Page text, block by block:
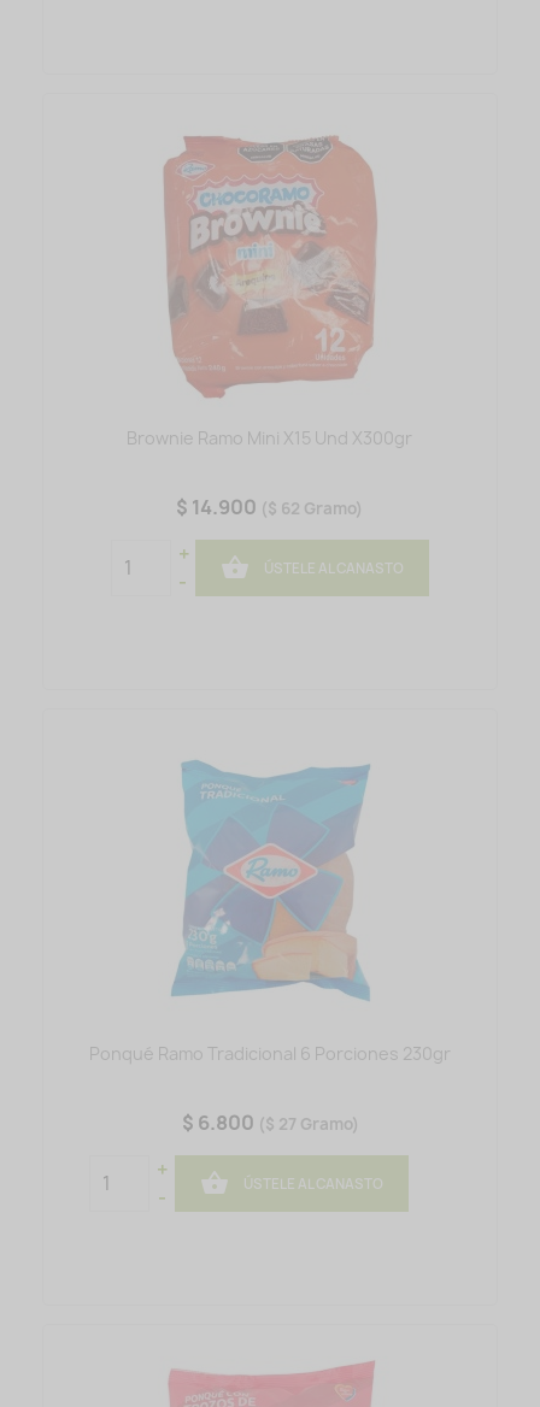
Brownie Ramo Mini X15 Und X300gr
$ 14.900 ($ 62 Gramo)
+
-
 ÚSTELE AL CANASTO
Ponqué Ramo Tradicional 6 Porciones 230gr
$ 6.800 ($ 27 Gramo)
+
-
 ÚSTELE AL CANASTO